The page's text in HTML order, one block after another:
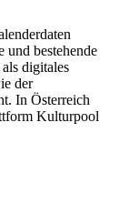
und bestehende
digitales
der
In Österreich
Kulturpool